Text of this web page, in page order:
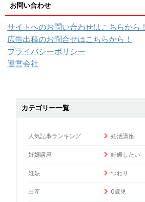
お問い合わせ
サイトへのお問い合わせはこちらから！
広告出稿のお問合せはこちらから！
プライバシーポリシー
運営会社
カテゴリー一覧
人気記事ランキング 妊活講座
妊娠講座 妊娠したい
妊娠 つわり
出産 0歳児